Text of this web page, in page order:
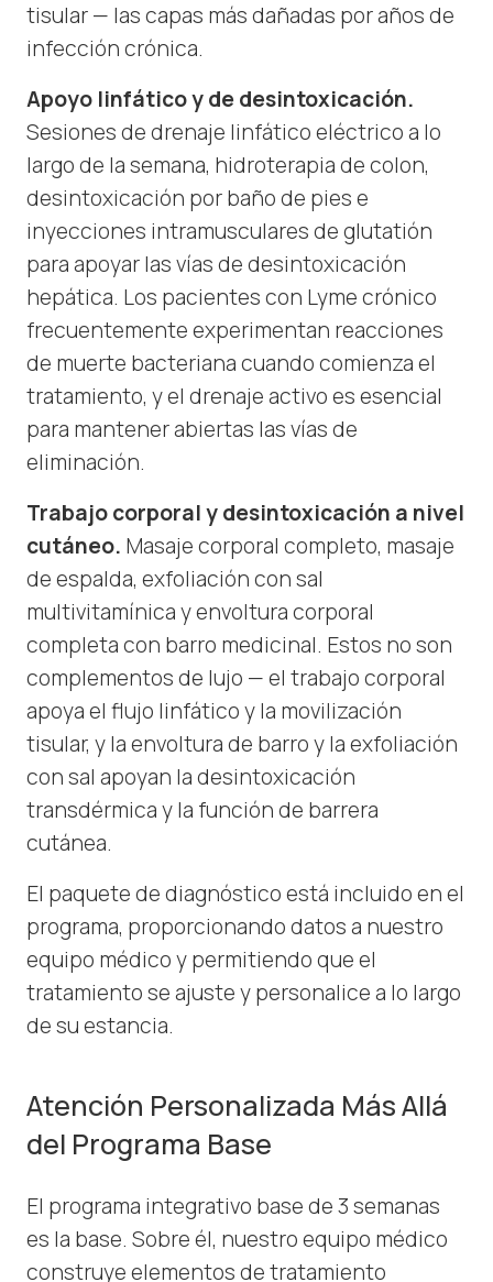
tisular — las capas más dañadas por años de
infección crónica.
Apoyo linfático y de desintoxicación.
Sesiones de drenaje linfático eléctrico a lo
largo de la semana, hidroterapia de colon,
desintoxicación por baño de pies e
inyecciones intramusculares de glutatión
para apoyar las vías de desintoxicación
hepática. Los pacientes con Lyme crónico
frecuentemente experimentan reacciones
de muerte bacteriana cuando comienza el
tratamiento, y el drenaje activo es esencial
para mantener abiertas las vías de
eliminación.
Trabajo corporal y desintoxicación a nivel
cutáneo. Masaje corporal completo, masaje
de espalda, exfoliación con sal
multivitamínica y envoltura corporal
completa con barro medicinal. Estos no son
complementos de lujo — el trabajo corporal
apoya el flujo linfático y la movilización
tisular, y la envoltura de barro y la exfoliación
con sal apoyan la desintoxicación
transdérmica y la función de barrera
cutánea.
El paquete de diagnóstico está incluido en el
programa, proporcionando datos a nuestro
equipo médico y permitiendo que el
tratamiento se ajuste y personalice a lo largo
de su estancia.
Atención Personalizada Más Allá
del Programa Base
El programa integrativo base de 3 semanas
es la base. Sobre él, nuestro equipo médico
construye elementos de tratamiento